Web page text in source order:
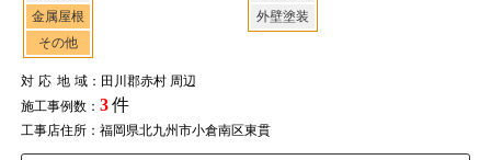
金属屋根
その他
外壁塗装
対応地域：田川郡赤村 周辺
施工事例数： 3件
工事店住所：福岡県北九州市小倉南区東貫